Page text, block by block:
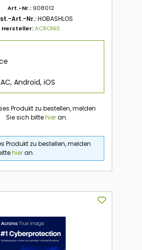
Art.-Nr.: 908012
Art.-Nr.:HOBASHLOS
Hersteller:ACRONIS
Android, iOS
Produkt zu bestellen, melden
Sie sich bittehieran.
Produkt zu bestellen, melden
hieran.